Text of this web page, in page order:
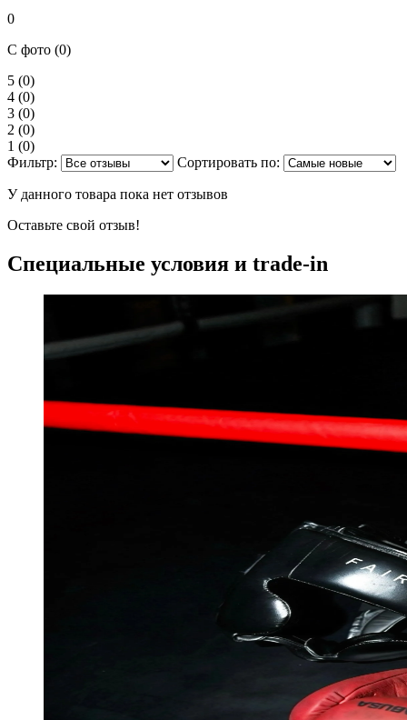
0
С фото (0)
5 (0)
4 (0)
3 (0)
2 (0)
1 (0)
Фильтр:
Сортировать по:
У данного товара пока нет отзывов
Оставьте свой отзыв!
Специальные условия и trade-in